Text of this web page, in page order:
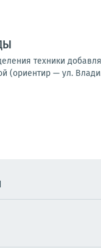
техники
(ориентир — ул.